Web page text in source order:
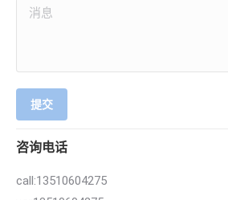
消息
提交
咨询电话
call:13510604275